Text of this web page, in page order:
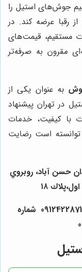
جوش‌های استیل را
رقبا عرضه کند. در
مستقیم، قیمت‌های
مقرون به صرفه‌تر
به عنوان یکی از
در تهران پیشنهاد
با کیفیت، خدمات
است رضایت
حسن آباد، روبروي
١٨
شماره